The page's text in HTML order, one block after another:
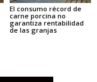
El consumo récord de
carne porcina no
garantiza rentabilidad
de las granjas